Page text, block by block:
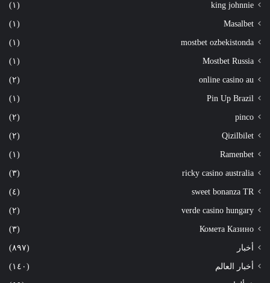
king johnnie (١)
Masalbet (١)
mostbet ozbekistonda (١)
Mostbet Russia (١)
online casino au (٢)
Pin Up Brazil (١)
pinco (٢)
Qizilbilet (٢)
Ramenbet (١)
ricky casino australia (٣)
sweet bonanza TR (٤)
verde casino hungary (٢)
Комета Казино (٣)
أخبار (٨٩٧)
أخبار العالم (١٤٠)